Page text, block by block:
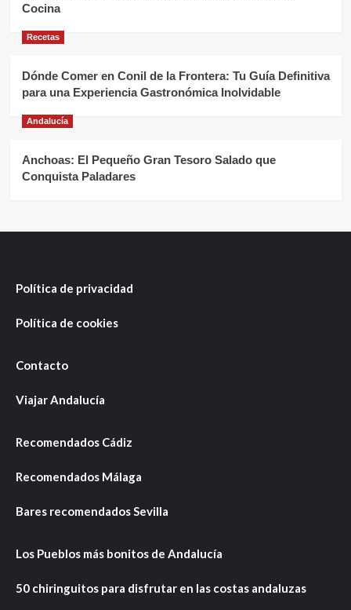
Cocina
Recetas
Dónde Comer en Conil de la Frontera: Tu Guía Definitiva
para una Experiencia Gastronómica Inolvidable
Andalucía
Anchoas: El Pequeño Gran Tesoro Salado que
Conquista Paladares
Política de privacidad
Política de cookies
Contacto
Viajar Andalucía
Recomendados Cádiz
Recomendados Málaga
Bares recomendados Sevilla
Los Pueblos más bonitos de Andalucía
50 chiringuitos para disfrutar en las costas andaluzas